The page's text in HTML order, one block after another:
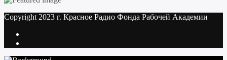
Copyright 2023 г. Красное Радио Фонда Рабочей Академии